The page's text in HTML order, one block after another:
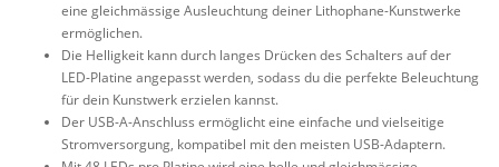
eine gleichmässige Ausleuchtung deiner Lithophane-Kunstwerke
ermöglichen.
Die Helligkeit kann durch langes Drücken des Schalters auf der
LED-Platine angepasst werden, sodass du die perfekte Beleuchtung
für dein Kunstwerk erzielen kannst.
Der USB-A-Anschluss ermöglicht eine einfache und vielseitige
Stromversorgung, kompatibel mit den meisten USB-Adaptern.